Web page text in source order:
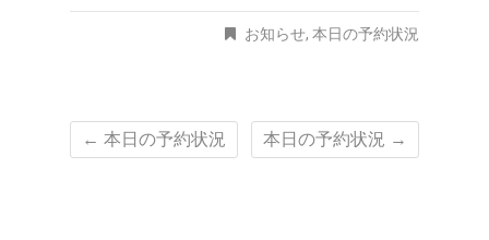
お知らせ, 本日の予約状況
← 本日の予約状況 本日の予約状況 →